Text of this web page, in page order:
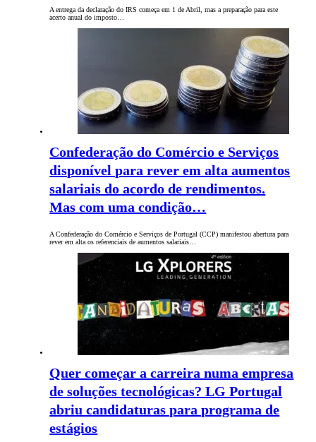
A entrega da declaração do IRS começa em 1 de Abril, mas a preparação para este
acerto anual do imposto…
Confederação do Comércio e Serviços
disponível para rever em alta aumentos
salariais do acordo de rendimentos.
Mas com uma condição…
A Confederação do Comércio e Serviços de Portugal (CCP) manifestou abertura para
rever em alta os referenciais de aumentos salariais…
Quer começar a carreira numa empresa
de soluções tecnológicas? LG Portugal
abriu candidaturas para programa de
estágios